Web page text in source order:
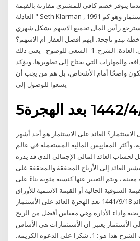
يتوفر خصم كافي للمشتري مقارنة بالقيمة
العادلة " Seth Klarman , 1991 الفكرة العائد على الاستثمار وهو كم
رأس المال تجميع الاسهم بشكل شهري
خطة تبدو ناجحة. ايهم افضل العقار ام الاسهم؟ Jan 16, 2021 · 6 عادات
خاصة بأصحاب الأداء العالي. العادة. الشرح. 1- السعي للوضوح - يعني ذلك
والمهارات التي يحتاج إلى تطويرها، ويؤكد
واضحًا أمام الأشخاص، بل هم من يجب أن
يسعوا للوصول إلى
الاستثمار؟ العائد على الاستثمار هو أحد أشهر
وأكثر المقاييس المالية المستعملة في عالم
لحساب العائد المالي الإجمالي الذي قد يدره
يشير العائد إلى الأرباح المحققة والمحققة على
، ويتم التعبير عنها كنسبة مئوية بناءً على
السوقية الحالية أو القيمة الاسمية للأوراق
المالية ، وهي تشمل الفوائد 18‏‏/9‏‏/1441 بعد الهجرة العائد على الأستثمار
واداء الأدارة وهي مقياس أفضل من الربح
الأستثمار يعتبر ان الأستثمارات هي الأساس
لتوليد الربح . أن أهداف الشرح هذا هو : 1. شكرا على الدعوه الكريمه.